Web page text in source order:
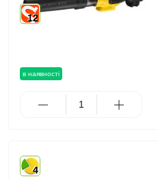
в наявності
12
4